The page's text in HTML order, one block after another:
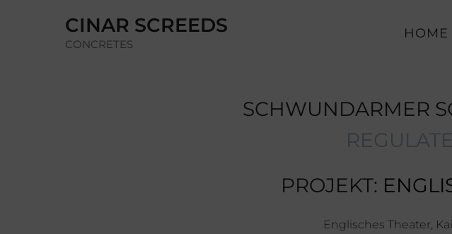
CINAR SCREEDS
CONCRETES
HOME
SCHWUNDARMER
PROJEKT:
Englisches Theater,